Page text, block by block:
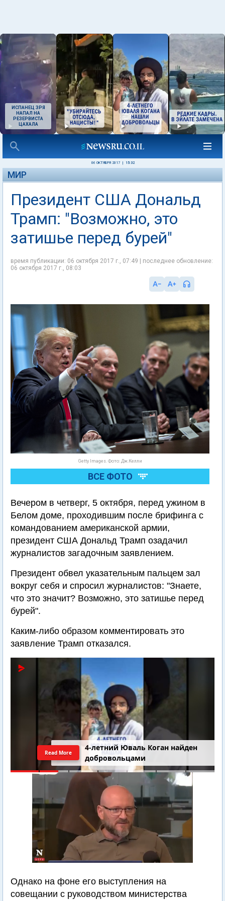
ИСПАНЕЦ ЗРЯ
НАПАЛ НА
РЕЗЕРВИСТА
ЦАХАЛА
06 ОКТЯБРЯ 2017 15:32
МИР
Президент США Дональд
Трамп: "Возможно, это
затишье перед бурей"
время публикации: 06 октября 2017 г., 07:49 | последнее обновление:
06 октября 2017 г., 08:03
Getty Images. Фото: Дж.Келли
ВСЕ ФОТО
Вечером в четверг, 5 октября, перед ужином в
Белом доме, проходившим после брифинга с
командованием американской армии,
президент США Дональд Трамп озадачил
журналистов загадочным заявлением.
Президент обвел указательным пальцем зал
вокруг себя и спросил журналистов: "Знаете,
что это значит? Возможно, это затишье перед
бурей".
Каким-либо образом комментировать это
заявление Трамп отказался.
4-летний Юваль Коган найден
добровольцами
Read More
Однако на фоне его выступления на
совещании с руководством министерства